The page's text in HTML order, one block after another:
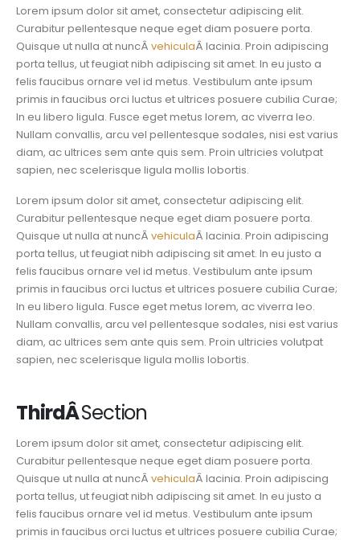
Lorem ipsum dolor sit amet, consectetur adipiscing elit.
Curabitur pellentesque neque eget diam posuere porta.
Quisque ut nulla at nuncÂ vehiculaÂ lacinia. Proin adipiscing
porta tellus, ut feugiat nibh adipiscing sit amet. In eu justo a
felis faucibus ornare vel id metus. Vestibulum ante ipsum
primis in faucibus orci luctus et ultrices posuere cubilia Curae;
In eu libero ligula. Fusce eget metus lorem, ac viverra leo.
Nullam convallis, arcu vel pellentesque sodales, nisi est varius
diam, ac ultrices sem ante quis sem. Proin ultricies volutpat
sapien, nec scelerisque ligula mollis lobortis.
Lorem ipsum dolor sit amet, consectetur adipiscing elit.
Curabitur pellentesque neque eget diam posuere porta.
Quisque ut nulla at nuncÂ vehiculaÂ lacinia. Proin adipiscing
porta tellus, ut feugiat nibh adipiscing sit amet. In eu justo a
felis faucibus ornare vel id metus. Vestibulum ante ipsum
primis in faucibus orci luctus et ultrices posuere cubilia Curae;
In eu libero ligula. Fusce eget metus lorem, ac viverra leo.
Nullam convallis, arcu vel pellentesque sodales, nisi est varius
diam, ac ultrices sem ante quis sem. Proin ultricies volutpat
sapien, nec scelerisque ligula mollis lobortis.
ThirdÂSection
Lorem ipsum dolor sit amet, consectetur adipiscing elit.
Curabitur pellentesque neque eget diam posuere porta.
Quisque ut nulla at nuncÂ vehiculaÂ lacinia. Proin adipiscing
porta tellus, ut feugiat nibh adipiscing sit amet. In eu justo a
felis faucibus ornare vel id metus. Vestibulum ante ipsum
primis in faucibus orci luctus et ultrices posuere cubilia Curae;